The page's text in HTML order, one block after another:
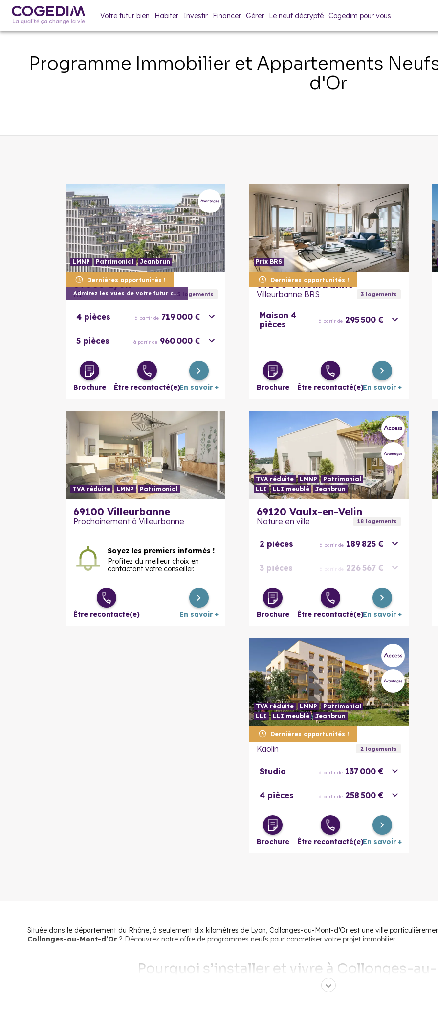
Votre futur bien Habiter Investir Financer Gérer Le neuf décrypté Cogedim pour vous
Programme Immobilier et Appartements
d'Or
Dernières opportunités !
Admirez les vues de votre futur chez vou
LMNP Patrimonial Jeanbrun
En savoir plus
69003 Lyon
KI 5logements
4 pièces à partir de 719 000 €
5 pièces à partir de 960 000 €
Brochure Être recontacté(e)En savoir +
Dernières opportunités !
Prix BRS
69100 Villeurbanne
Villeurbanne BRS 3logements
Maison 4
pièces
à partir de 295 500 €
Brochure Être recontacté(e)En savoir +
TVA réduite LMNP Patrimonial
69100 Villeurbanne
Prochainement à Villeurbanne
Soyez les premiers informés !
Profitez du meilleur choix en
contactant votre conseiller.
Être recontacté(e) En savoir +
TVA réduite LMNP
Patrimonial
LLI
LLI meublé Jeanbrun
69120 Vaulx-en-Velin
Nature en ville 18logements
2 pièces à partir de 189 825 €
3 pièces à partir de 226 567 €
3 pièces
évolutif
à partir de 257 975 €
5 pièces à partir de
Brochure Être recontacté(e)En savoir +
Dernières opportunités !
TVA réduite LMNP
Patrimonial
LLI
LLI meublé Jeanbrun
69500 Bron
Kaolin 2logements
Studio à partir de 137 000 €
4 pièces à partir de 258 500 €
Brochure Être recontacté(e)En savoir +
Située dans le département du Rhône, à seulement dix kilomètres de Lyon, Collonges-au-Mont-d’Or est une ville
Collonges-au-Mont-d’Or? Découvrez notre offre de programmes neufs pour concrétiser votre projet immobilier.
Pourquoi s’installer et vivre à Collonges-
Entre le massif des Monts d’Or et le Val de Saône, Collonges-au-Mont-d’Or bénéficie d’une situation géographique favorable.